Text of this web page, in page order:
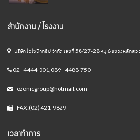
สำนักงาน / โรงงาน
บริษัท โอโซนิคกรุ๊ป จำกัด เลขที่ 58/27-28 หมู่ 6 แขวงหลักส
02 - 4444-001,089 - 4488-750
ozonicgroup@hotmail.com
FAX:(02) 421-9829
เวลาทำการ